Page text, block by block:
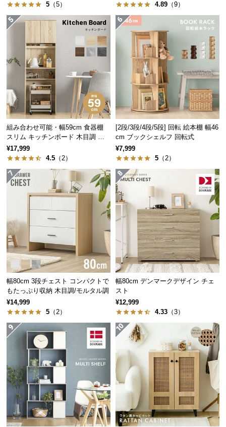
て
路
て
返
品・
キ
ャ
ン
て
保
つ
て
員
規
約
に
つ
5 （5）
4.89 （9）
組み合わせ可能・幅59cm 食器棚
スリム キッチンボード 木目調 レ
イアウト自在
¥17,999
4.5 （2）
[2段/3段/4段/5段] 回転 絵本棚 幅46
cm ブックシェルフ 回転式
¥7,999
5 （2）
幅80cm 3段チェスト コンパクトで
もたっぷり収納 木目調/モルタル調
¥14,999
5 （2）
幅80cm デンマークデザイン チェ
スト
¥12,999
4.33 （3）